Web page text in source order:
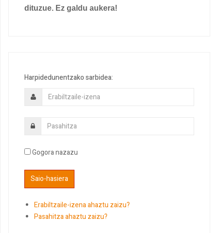
dituzue. Ez galdu aukera!
Harpidedunentzako sarbidea:
Gogora nazazu
Erabiltzaile-izena ahaztu zaizu?
Pasahitza ahaztu zaizu?